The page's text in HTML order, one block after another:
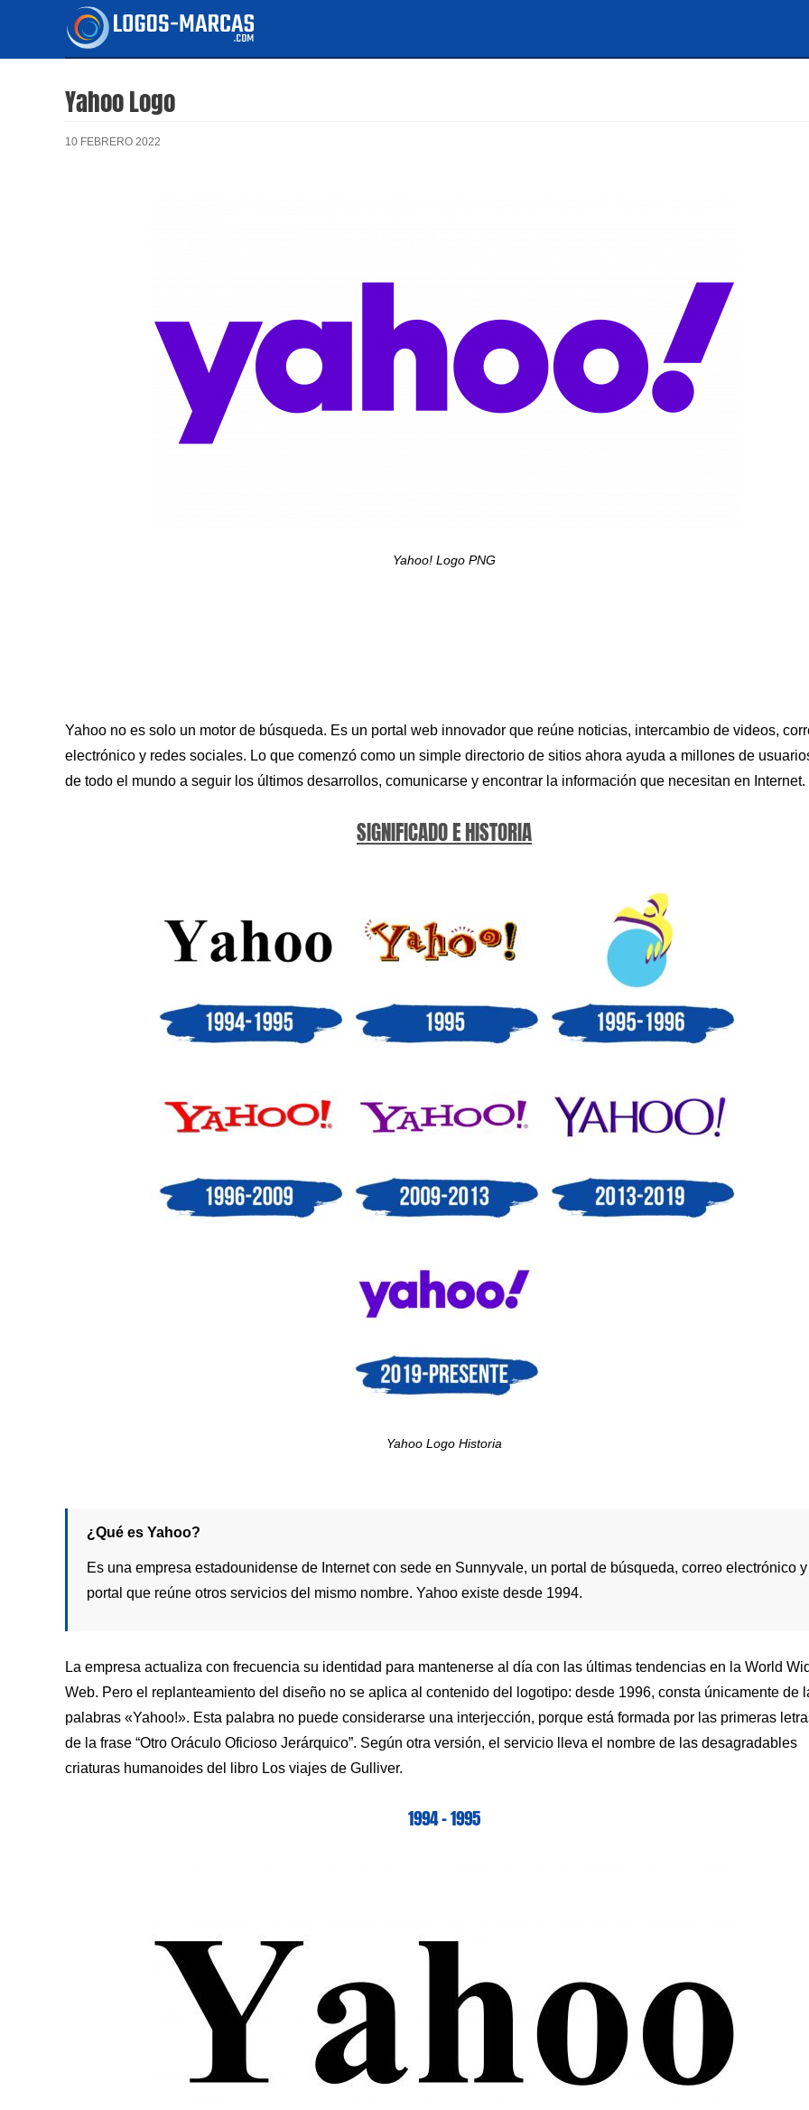
contenido
Yahoo Logo
10 FEBRERO 2022
Yahoo! Logo PNG
Yahoo no es solo un motor de búsqueda. Es un portal web innovador que reúne noticias, intercambio de videos,
electrónico y redes sociales. Lo que comenzó como un simple directorio de sitios ahora ayuda a millones de
de todo el mundo a seguir los últimos desarrollos, comunicarse y encontrar la información que necesitan en Internet.
SIGNIFICADO E HISTORIA
Yahoo Logo Historia
¿Qué es Yahoo?
Es una empresa estadounidense de Internet con sede en Sunnyvale, un portal de búsqueda, correo electrónico y
portal que reúne otros servicios del mismo nombre. Yahoo existe desde 1994.
La empresa actualiza con frecuencia su identidad para mantenerse al día con las últimas tendencias en la World
Web. Pero el replanteamiento del diseño no se aplica al contenido del logotipo: desde 1996, consta únicamente de
palabras «Yahoo!». Esta palabra no puede considerarse una interjección, porque está formada por las primeras
de la frase “Otro Oráculo Oficioso Jerárquico”. Según otra versión, el servicio lleva el nombre de las desagradables
criaturas humanoides del libro Los viajes de Gulliver.
1994 – 1995